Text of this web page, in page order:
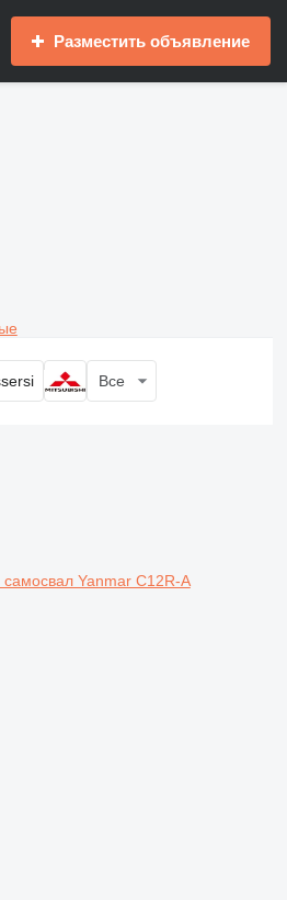
Разместить объявление
Все
самосвал Yanmar C12R-A